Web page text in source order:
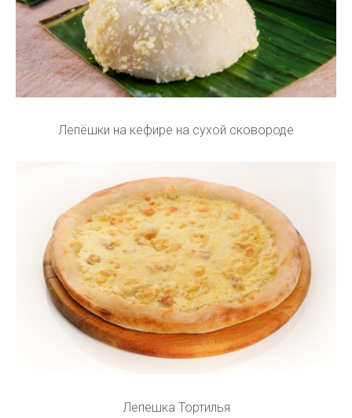
Лепёшки на кефире на сухой сковороде
Лепешка Тортилья